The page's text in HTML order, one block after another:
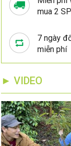
mua 2 SP
7 ngày
miễn phí
► VIDEO